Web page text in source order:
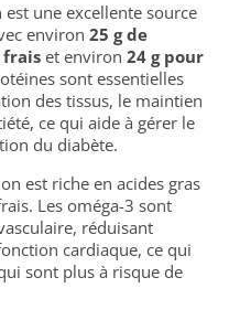
est une excellente source
environ 25 g de
frais et environ 24 g pour
sont essentielles
des tissus, le maintien
ce qui aide à gérer le
du diabète.
est riche en acides gras
Les oméga-3 sont
réduisant
cardiaque, ce qui
sont plus à risque de